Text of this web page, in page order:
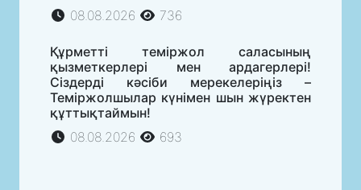
08.08.2026
736
Құрметті теміржол саласының
қызметкерлері мен ардагерлері!
Сіздерді кәсіби мерекелеріңіз –
Теміржолшылар күнімен шын жүректен
құттықтаймын!
08.08.2026
693